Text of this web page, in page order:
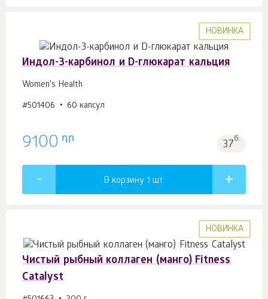
НОВИНКА
Индол-3-карбинол и D-глюкарат кальция
Women's Health
#501406 60 капсул
9100 դր 37б.
В корзину 1 шт.
НОВИНКА
Чистый рыбный коллаген (манго) Fitness
Catalyst